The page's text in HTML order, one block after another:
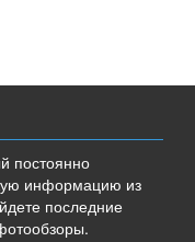
постоянно
информацию из
последние